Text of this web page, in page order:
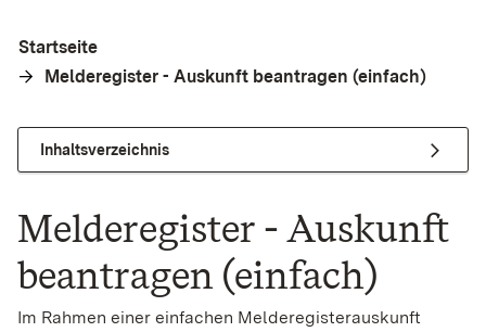
Startseite
Melderegister - Auskunft beantragen (einfach)
Inhaltsverzeichnis
Melderegister - Auskunft
beantragen (einfach)
Im Rahmen einer einfachen Melderegisterauskunft